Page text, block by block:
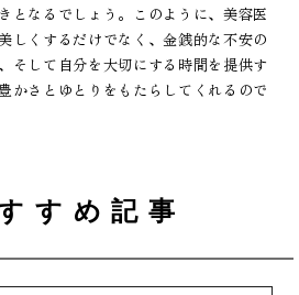
となるでしょう。このように、美容医
しくするだけでなく、金銭的な不安の
そして自分を大切にする時間を提供す
かさとゆとりをもたらしてくれるので
すめ記事